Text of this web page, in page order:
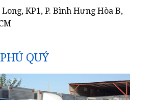
KP1, P. Bình Hưng Hòa B,
QUÝ